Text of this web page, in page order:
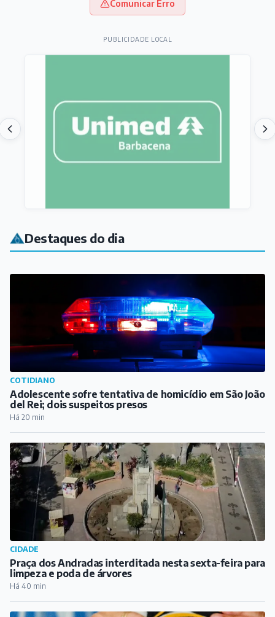
Comunicar Erro
PUBLICIDADE LOCAL
Destaques do dia
COTIDIANO
Adolescente sofre tentativa de homicídio em São João
del Rei; dois suspeitos presos
Há 20 min
CIDADE
Praça dos Andradas interditada nesta sexta-feira para
limpeza e poda de árvores
Há 40 min